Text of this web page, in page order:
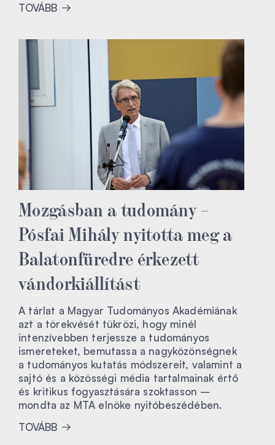
TOVÁBB
Mozgásban a tudomány –
Pósfai Mihály nyitotta meg a
Balatonfüredre érkezett
vándorkiállítást
A tárlat a Magyar Tudományos Akadémiának
azt a törekvését tükrözi, hogy minél
intenzívebben terjessze a tudományos
ismereteket, bemutassa a nagyközönségnek
a tudományos kutatás módszereit, valamint a
sajtó és a közösségi média tartalmainak értő
és kritikus fogyasztására szoktasson –
mondta az MTA elnöke nyitóbeszédében.
TOVÁBB